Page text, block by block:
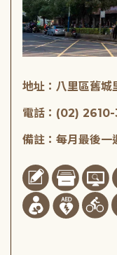
地址：八里區舊
電話：(02)
備註：每月最後一